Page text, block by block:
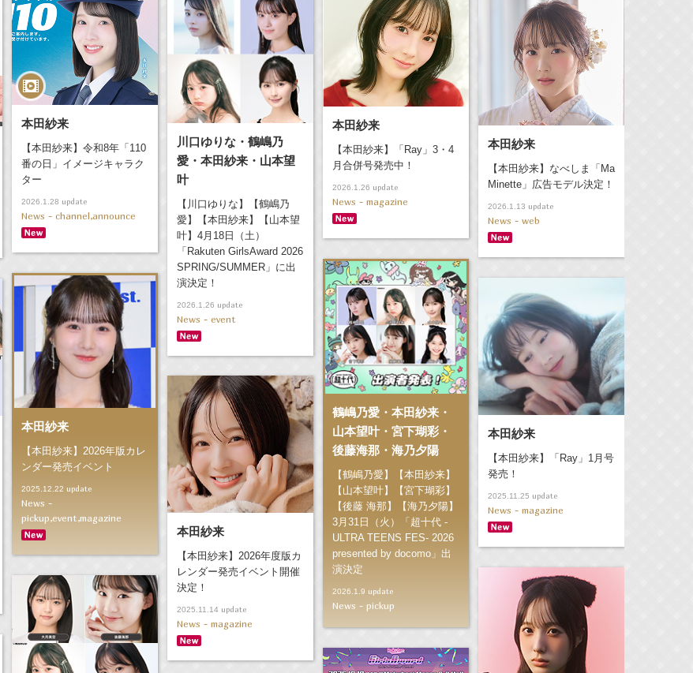
本田紗来
【本田紗来】令和8年「110
番の日」イメージキャラク
ター
2026.1.28 update
News - channel,announce
本田紗来
【本田紗来】「Ray」3・4
月合併号発売中！
2026.1.26 update
News - magazine
川口ゆりな・鶴嶋乃
愛・本田紗来・山本望
叶
【川口ゆりな】【鶴嶋乃
愛】【本田紗来】【山本望
叶】4月18日（土）
「Rakuten GirlsAward 2026
SPRING/SUMMER」に出
演決定！
2026.1.26 update
News - event
本田紗来
【本田紗来】なべしま「Ma
Minette」広告モデル決定！
2026.1.13 update
News - web
鶴嶋乃愛・本田紗来・
山本望叶・宮下瑚彩・
後藤海那・海乃夕陽
【鶴嶋乃愛】【本田紗来】
【山本望叶】【宮下瑚彩】
【後藤 海那】【海乃夕陽】
3月31日（火）「超十代 -
ULTRA TEENS FES- 2026
presented by docomo」出
演決定
2026.1.9 update
News - pickup
本田紗来
【本田紗来】2026年版カレ
ンダー発売イベント
2025.12.22 update
News -
pickup,event,magazine
本田紗来
【本田紗来】「Ray」1月号
発売！
2025.11.25 update
News - magazine
本田紗来
【本田紗来】2026年度版カ
レンダー発売イベント開催
決定！
2025.11.14 update
News - magazine